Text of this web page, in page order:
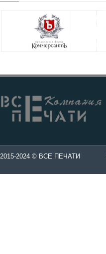
в Чебоксары.
2015-2024 © ВСЕ ПЕЧАТИ